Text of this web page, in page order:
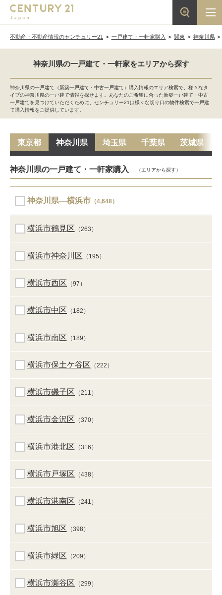
不動産・不動産情報のセンチュリー21 一戸建て・一軒家購入 関東 神奈川県
神奈川県の一戸建て・一軒家をエリアから探す
神奈川県の一戸建て（新築一戸建て・中古一戸建て）購入情報のエリア検索で、様々なタ
イプの神奈川県の一戸建て情報を探せます。あなたのご希望に合った新築一戸建て・中古
一戸建てを見つけていただくために、センチュリー21は様々な切り口の物件検索で一戸建
て購入情報をご提供しています。
東京都 神奈川県 埼玉県 千葉県 茨城県
神奈川県の一戸建て・一軒家購入 （エリアから探す）
神奈川県―横浜市 （4,648）
横浜市鶴見区 （263）
横浜市神奈川区 （195）
横浜市西区 （97）
横浜市中区 （182）
横浜市南区 （189）
横浜市保土ケ谷区 （222）
横浜市磯子区 （211）
横浜市金沢区 （370）
横浜市港北区 （316）
横浜市戸塚区 （438）
横浜市港南区 （241）
横浜市旭区 （398）
横浜市緑区 （209）
横浜市瀬谷区 （299）